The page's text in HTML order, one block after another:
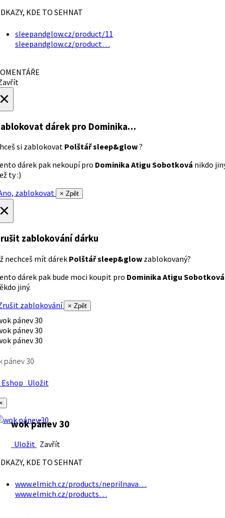
KDE TO SEHNAT
sleepandglow.cz/product/11
sleepandglow.cz/product…
dárek pro Dominika…
si zablokovat Polštář sleep&glow?
dárek pak nekoupí pro Dominika Atigu Sobotková nikdo
ty :)
zablokovat
× Zpět
zablokování dárku
nechceš mít dárek Polštář sleep&glow zablokovaný?
dárek pak bude moci koupit pro Dominika Atigu Sobotková
jiný.
zablokování
× Zpět
pánev 30
Uložit
wok pánev 30
Uložit Zavřít
KDE TO SEHNAT
www.elmich.cz/products/neprilnava…
www.elmich.cz/products…